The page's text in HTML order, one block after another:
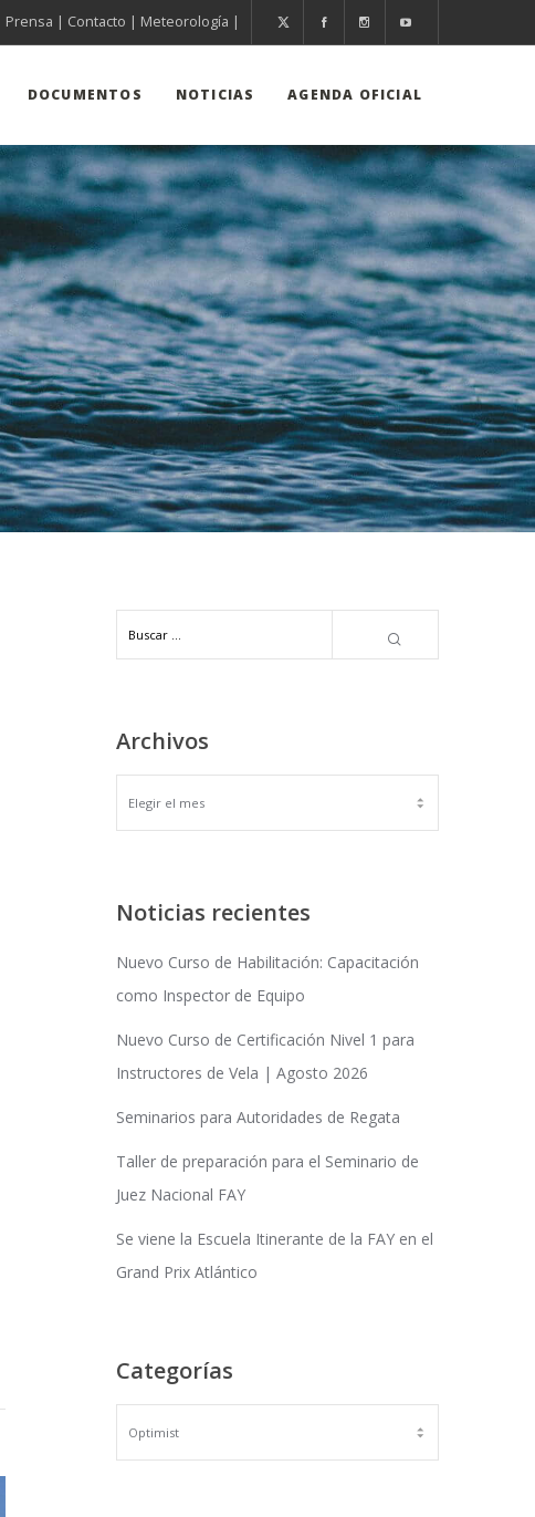
Prensa | Contacto | Meteorología |
DOCUMENTOS NOTICIAS AGENDA OFICIAL
Archivos
ARCHIVOS
Noticias recientes
Nuevo Curso de Habilitación: Capacitación
como Inspector de Equipo
Nuevo Curso de Certificación Nivel 1 para
Instructores de Vela | Agosto 2026
Seminarios para Autoridades de Regata
Taller de preparación para el Seminario de
Juez Nacional FAY
Se viene la Escuela Itinerante de la FAY en el
Grand Prix Atlántico
Categorías